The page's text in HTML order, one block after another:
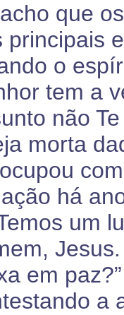
que
principais
o
tem a
não
morta
há
um
em
a